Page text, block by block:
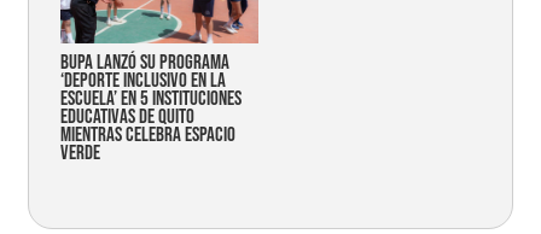
Bupa lanzó su programa
‘Deporte Inclusivo en la
Escuela’ en 5 instituciones
educativas de Quito
mientras celebra espacio
verde